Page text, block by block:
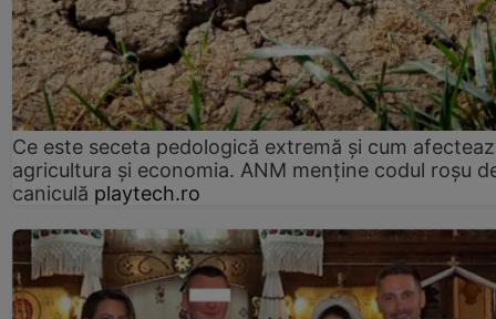
Ce este seceta pedologică extremă și cum
agricultura și economia. ANM menține codul roșu
caniculă playtech.ro